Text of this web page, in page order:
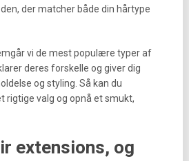
der matcher både din hårtype
vi de mest populære typer af
deres forskelle og giver dig
og styling. Så kan du
valg og opnå et smukt,
extensions, og